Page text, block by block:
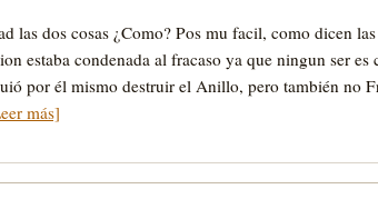
las dos cosas ¿Como? Pos mu facil, como dicen
estaba condenada al fracaso ya que ningun ser es
por él mismo destruir el Anillo, pero también no
más]